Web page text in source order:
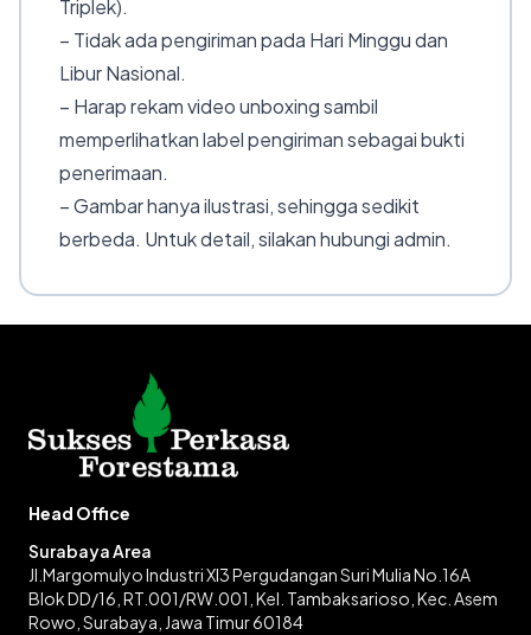
Triplek).
– Tidak ada pengiriman pada Hari Minggu dan
Libur Nasional.
– Harap rekam video unboxing sambil
memperlihatkan label pengiriman sebagai bukti
penerimaan.
– Gambar hanya ilustrasi, sehingga sedikit
berbeda. Untuk detail, silakan hubungi admin.
Head Office
Surabaya Area
Jl.Margomulyo Industri XI3 Pergudangan Suri Mulia No.16A
Blok DD/16, RT.001/RW.001, Kel. Tambaksarioso, Kec. Asem
Rowo, Surabaya, Jawa Timur 60184